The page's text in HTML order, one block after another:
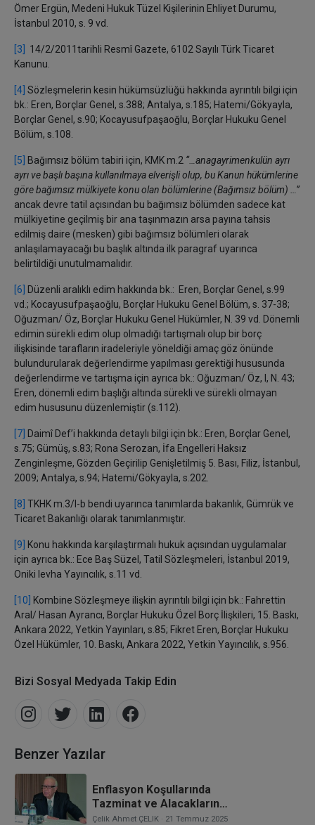
Ömer Ergün, Medeni Hukuk Tüzel Kişilerinin Ehliyet Durumu,
İstanbul 2010, s. 9 vd.
[3]
14/2/2011tarihli Resmî Gazete, 6102 Sayılı Türk Ticaret
Kanunu.
[4] Sözleşmelerin kesin hükümsüzlüğü hakkında ayrıntılı bilgi için
bk.: Eren, Borçlar Genel, s.388; Antalya, s.185; Hatemi/Gökyayla,
Borçlar Genel, s.90; Kocayusufpaşaoğlu, Borçlar Hukuku Genel
Bölüm, s.108.
[5] Bağımsız bölüm tabiri için, KMK m.2 ‘‘…anagayrimenkulün ayrı
ayrı ve başlı başına kullanılmaya elverişli olup, bu Kanun hükümlerine
göre bağımsız mülkiyete konu olan bölümlerine (Bağımsız bölüm) …’’
ancak devre tatil açısından bu bağımsız bölümden sadece kat
mülkiyetine geçilmiş bir ana taşınmazın arsa payına tahsis
edilmiş daire (mesken) gibi bağımsız bölümleri olarak
anlaşılamayacağı bu başlık altında ilk paragraf uyarınca
belirtildiği unutulmamalıdır.
[6]
Düzenli aralıklı edim hakkında bk.: Eren, Borçlar Genel, s.99
vd.; Kocayusufpaşaoğlu, Borçlar Hukuku Genel Bölüm, s. 37-38;
Oğuzman/ Öz, Borçlar Hukuku Genel Hükümler, N. 39 vd. Dönemli
edimin sürekli edim olup olmadığı tartışmalı olup bir borç
ilişkisinde tarafların iradeleriyle yöneldiği amaç göz önünde
bulundurularak değerlendirme yapılması gerektiği hususunda
değerlendirme ve tartışma için ayrıca bk.: Oğuzman/ Öz, I, N. 43;
Eren, dönemli edim başlığı altında sürekli ve sürekli olmayan
edim hususunu düzenlemiştir (s.112).
[7] Daimî Def’i hakkında detaylı bilgi için bk.: Eren, Borçlar Genel,
s.75; Gümüş, s.83; Rona Serozan, İfa Engelleri Haksız
Zenginleşme, Gözden Geçirilip Genişletilmiş 5. Bası, Filiz, İstanbul,
2009; Antalya, s.94; Hatemi/Gökyayla, s.202.
[8] TKHK m.3/I-b bendi uyarınca tanımlarda bakanlık, Gümrük ve
Ticaret Bakanlığı olarak tanımlanmıştır.
[9]
Konu hakkında karşılaştırmalı hukuk açısından uygulamalar
için ayrıca bk.: Ece Baş Süzel, Tatil Sözleşmeleri, İstanbul 2019,
Oniki levha Yayıncılık, s.11 vd.
[10] Kombine Sözleşmeye ilişkin ayrıntılı bilgi için bk.: Fahrettin
Aral/ Hasan Ayrancı, Borçlar Hukuku Özel Borç İlişkileri, 15. Baskı,
Ankara 2022, Yetkin Yayınları, s.85; Fikret Eren, Borçlar Hukuku
Özel Hükümler, 10. Baskı, Ankara 2022, Yetkin Yayıncılık, s.956.
Bizi Sosyal Medyada Takip Edin
Benzer Yazılar
Enflasyon Koşullarında
Tazminat ve Alacakların
Değerlendirilmesi
Çelik Ahmet ÇELIK · 21 Temmuz 2025